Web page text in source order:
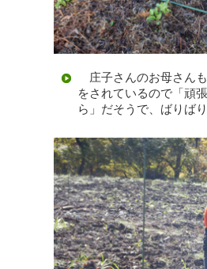
庄子さんのお母さん
をされているので「頑
ら」だそうで、ばりば